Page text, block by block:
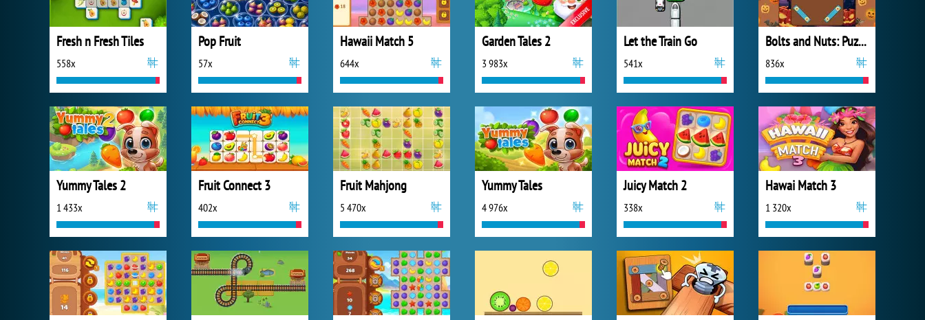
Fresh n Fresh Tiles
558x
Pop Fruit
57x
Hawaii Match 5
644x
Garden Tales 2
3 983x
Let the Train Go
541x
Bolts and Nuts: Puzzle
836x
Yummy Tales 2
1 433x
Fruit Connect 3
402x
Fruit Mahjong
5 470x
Yummy Tales
4 976x
Juicy Match 2
338x
Hawai Match 3
1 320x